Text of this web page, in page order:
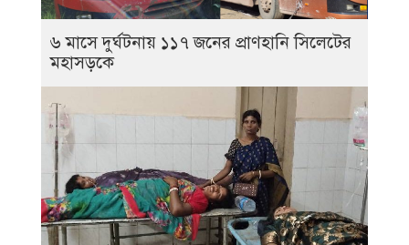
৬ মাসে দুর্ঘটনায় ১১৭ জনের প্রাণহানি সিলেটের
মহাসড়কে